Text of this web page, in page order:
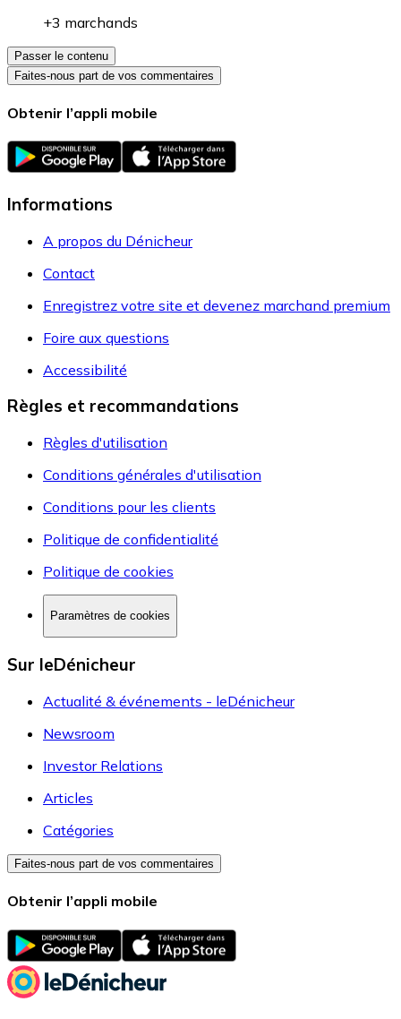
+3 marchands
Passer le contenu
Faites-nous part de vos commentaires
Obtenir l’appli mobile
Informations
A propos du Dénicheur
Contact
Enregistrez votre site et devenez marchand premium
Foire aux questions
Accessibilité
Règles et recommandations
Règles d'utilisation
Conditions générales d'utilisation
Conditions pour les clients
Politique de confidentialité
Politique de cookies
Paramètres de cookies
Sur leDénicheur
Actualité & événements - leDénicheur
Newsroom
Investor Relations
Articles
Catégories
Faites-nous part de vos commentaires
Obtenir l’appli mobile